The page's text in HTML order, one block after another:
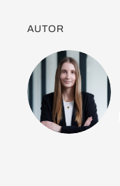
AUTOR